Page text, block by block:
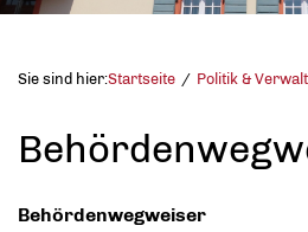
Sie sind hier:Startseite Politik &
Behördenwegweiser